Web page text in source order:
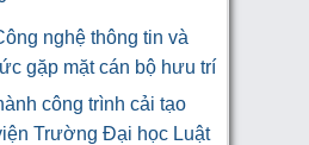
nghệ thông tin và
gặp mặt cán bộ hưu trí
công trình cải tạo
Trường Đại học Luật